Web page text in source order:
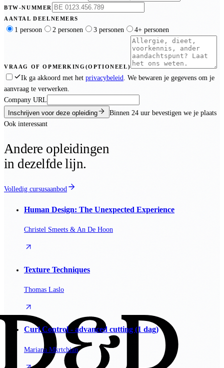
BTW-NUMMER
AANTAL DEELNEMERS
1 persoon 2 personen 3 personen 4+ personen
VRAAG OF OPMERKING(OPTIONEEL)
Ik ga akkoord met het privacybeleid
. We bewaren je gegevens om je
aanvraag te verwerken.
Company URL
Inschrijven voor deze opleiding
Binnen 24 uur bevestigen we je plaats
Ook interessant
Andere opleidingen
in dezelfde lijn.
Volledig cursusaanbod
Human Design: The Unexpected Experience
Christel Smeets & An De Hoon
Texture Techniques
Thomas Laslo
Curl Control - advanced cutting (1 dag)
Mariana Mkrtchian